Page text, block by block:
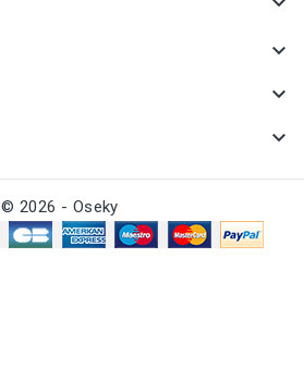



© 2026 - Oseky